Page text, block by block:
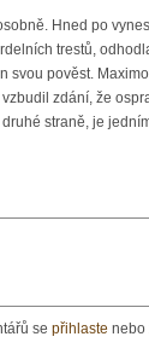
Hned po
trestů,
svou pověst.
zdání, že
straně, je
sepřihlaste nebo